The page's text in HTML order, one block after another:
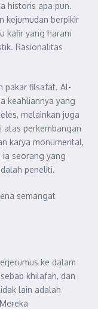
historis apa pun.
kejumudan berpikir
kafir yang haram
Rasionalitas
pakar filsafat. Al-
keahliannya yang
melainkan juga
perkembangan
karya monumental,
ia seorang yang
peneliti.
semangat
ke dalam
khilafah, dan
lain adalah